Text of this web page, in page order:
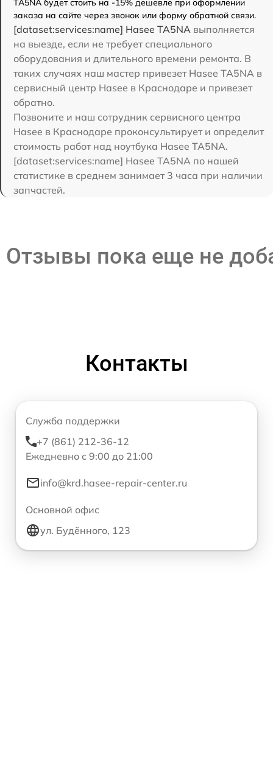
TA5NA будет стоить на -15% дешевле при оформлении
заказа на сайте через звонок или форму обратной связи.
[dataset:services:name] Hasee TA5NA выполняется
на выезде, если не требует специального
оборудования и длительного времени ремонта. В
таких случаях наш мастер привезет Hasee TA5NA в
сервисный центр Hasee в Краснодаре и привезет
обратно.
Позвоните и наш сотрудник сервисного центра
Hasee в Краснодаре проконсультирует и определит
стоимость работ над ноутбука Hasee TA5NA.
[dataset:services:name] Hasee TA5NA по нашей
статистике в среднем занимает 3 часа при наличии
запчастей.
Отзывы пока еще не
Контакты
Служба поддержки
+7 (861) 212-36-12
Ежедневно с 9:00 до 21:00
info@krd.hasee-repair-center.ru
Основной офис
ул. Будённого, 123